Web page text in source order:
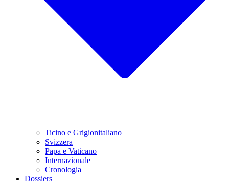
Ticino e Grigionitaliano
Svizzera
Papa e Vaticano
Internazionale
Cronologia
Dossiers